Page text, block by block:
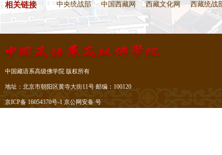
相关链接 中央统战部 中国西藏网 西藏文化网 西藏统战
中国藏语系高级佛学院 版权所有
地址：北京市朝阳区黄寺大街11号 邮编：100120
京ICP备 16054370号-1京公网安备 号